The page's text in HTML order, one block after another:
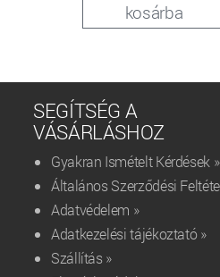
kosárba
SEGÍTSÉG A
VÁSÁRLÁSHOZ
Gyakran Ismételt Kérdések »
Általános Szerződési
Adatvédelem »
Adatkezelési tájékoztató »
Szállítás »